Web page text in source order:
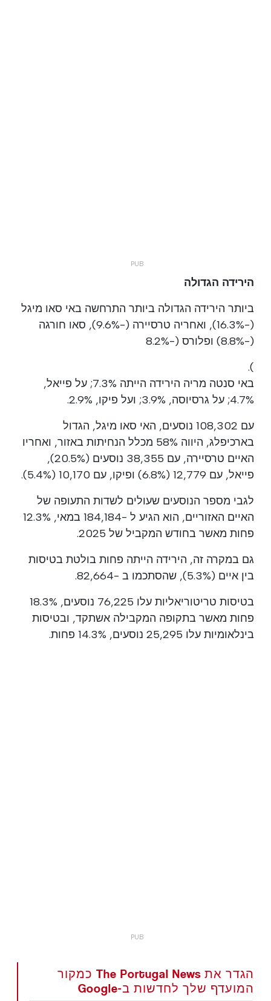
הירידה הגדולה
ביותר הירידה הגדולה ביותר התרחשה באי סאו מיגל
(-16.3%), ואחריה טרסיירה (-9.6%), סאו חורגה
(-8.8%) ופלורס (-8.2%
).
באי סנטה מריה הירידה הייתה 7.3%; על פייאל,
4.7%; על גרסיוסה, 3.9%; ועל פיקו, 2.9%.
עם 108,302 נוסעים, האי סאו מיגל, הגדול
בארכיפלג, היווה 58% מכלל הנחיתות באזור, ואחריו
האיים טרסיירה, עם 38,355 נוסעים (20.5%),
פייאל, עם 12,779 (6.8%) ופיקו, עם 10,170 (5.4%).
לגבי מספר הנוסעים שעולים לשדות התעופה של
האיים האזוריים, הוא הגיע ל -184,184 במאי, 12.3%
פחות מאשר בחודש המקביל של 2025.
גם במקרה זה, הירידה הייתה פחות בולטת בטיסות
בין איים (5.3%), שהסתכמו ב -82,664.
בטיסות טריטוריאליות עלו 76,225 נוסעים, 18.3%
פחות מאשר בתקופה המקבילה אשתקד, ובטיסות
בינלאומיות עלו 25,295 נוסעים, 14.3% פחות.
הגדר את The Portugal News כמקור
המועדף שלך לחדשות ב-Google